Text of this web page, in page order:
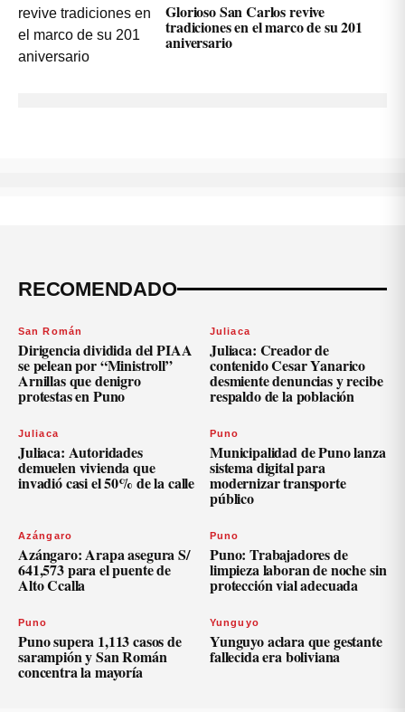
Glorioso San Carlos revive
tradiciones en el marco de su 201
aniversario
RECOMENDADO
San Román
Dirigencia dividida del PIAA
se pelean por “Ministroll”
Arnillas que denigro
protestas en Puno
Juliaca
Juliaca: Creador de
contenido Cesar Yanarico
desmiente denuncias y recibe
respaldo de la población
Juliaca
Juliaca: Autoridades
demuelen vivienda que
invadió casi el 50% de la calle
Puno
Municipalidad de Puno lanza
sistema digital para
modernizar transporte
público
Azángaro
Azángaro: Arapa asegura S/
641,573 para el puente de
Alto Ccalla
Puno
Puno: Trabajadores de
limpieza laboran de noche sin
protección vial adecuada
Puno
Puno supera 1,113 casos de
sarampión y San Román
concentra la mayoría
Yunguyo
Yunguyo aclara que gestante
fallecida era boliviana